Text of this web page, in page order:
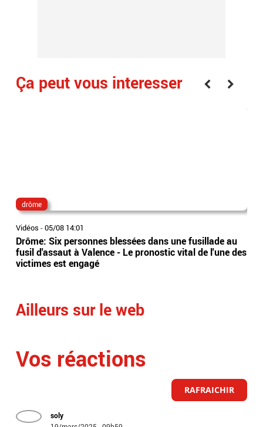
Ça peut vous interesser
drôme
Vidéos -05/08 14:01
Drôme: Six personnes blessées dans une fusillade au
fusil d'assaut à Valence - Le pronostic vital de l'une des
victimes est engagé
Ailleurs sur le web
Vos réactions
RAFRAICHIR
soly